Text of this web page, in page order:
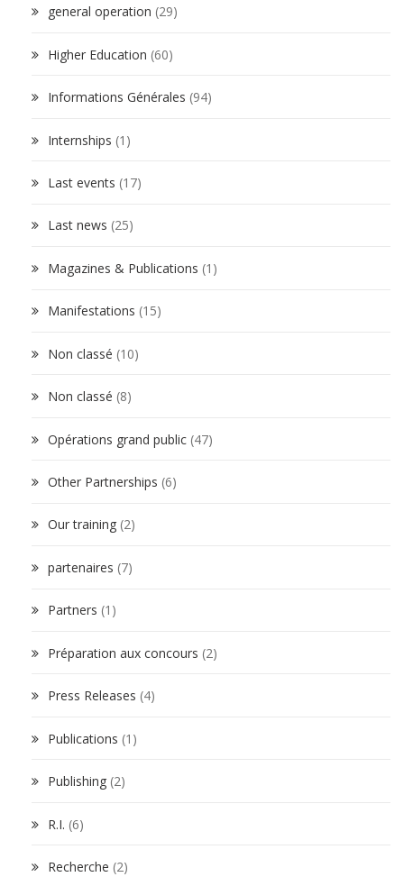
general operation (29)
Higher Education (60)
Informations Générales (94)
Internships (1)
Last events (17)
Last news (25)
Magazines & Publications (1)
Manifestations (15)
Non classé (10)
Non classé (8)
Opérations grand public (47)
Other Partnerships (6)
Our training (2)
partenaires (7)
Partners (1)
Préparation aux concours (2)
Press Releases (4)
Publications (1)
Publishing (2)
R.I. (6)
Recherche (2)